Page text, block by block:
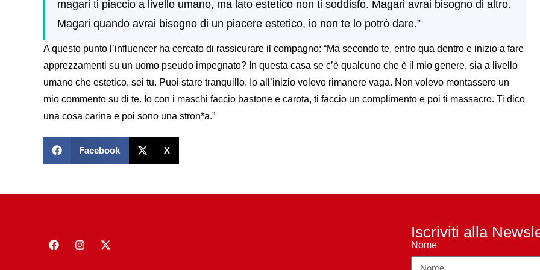
magari ti piaccio a livello umano, ma lato estetico non ti soddisfo. Magari avrai bisogno di altro.
Magari quando avrai bisogno di un piacere estetico, io non te lo potrò dare.”
A questo punto l’influencer ha cercato di rassicurare il compagno: “Ma secondo te, entro qua dentro e inizio a fare
apprezzamenti su un uomo pseudo impegnato? In questa casa se c’è qualcuno che è il mio genere, sia a livello
umano che estetico, sei tu. Puoi stare tranquillo. Io all’inizio volevo rimanere vaga. Non volevo montassero un
mio commento su di te. Io con i maschi faccio bastone e carota, ti faccio un complimento e poi ti massacro. Ti dico
una cosa carina e poi sono una stron*a.”
Facebook X
Iscriviti alla
Nome